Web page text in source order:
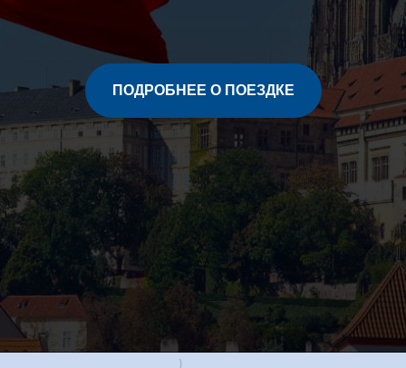
ПОДРОБНЕЕ О ПОЕЗДКЕ